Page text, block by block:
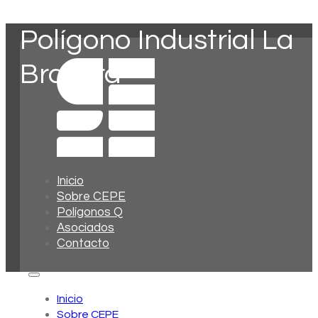
Inicio
Sobre CEPE
Polígonos Q
Asociados
Contacto
Inicio
Sobre CEPE
Polígono Industrial La
Bravera